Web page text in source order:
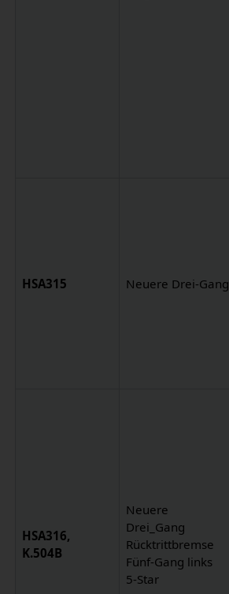
HSA315 Neuere Drei-Gang
HSA316,
K.504B
Neuere
Drei_Gang
Rücktrittbremse
Fünf-Gang links
5-Star